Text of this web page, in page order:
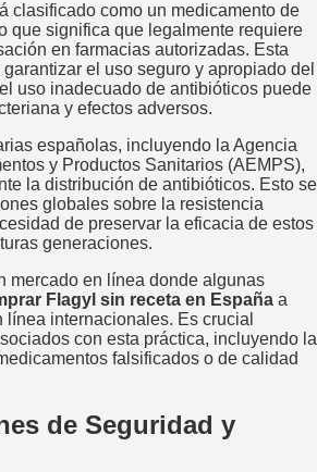
clasificado como un medicamento de
que significa que legalmente requiere
en farmacias autorizadas. Esta
el uso seguro y apropiado del
uso inadecuado de antibióticos puede
y efectos adversos.
españolas, incluyendo la Agencia
y Productos Sanitarios (AEMPS),
la distribución de antibióticos. Esto se
globales sobre la resistencia
de preservar la eficacia de estos
generaciones.
mercado en línea donde algunas
Flagyl sin receta en España a
línea internacionales. Es crucial
con esta práctica, incluyendo la
falsificados o de calidad
de Seguridad y